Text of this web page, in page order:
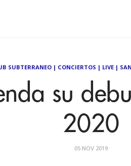
SUBTERRANEO | CONCIERTOS | LIVE |
su
2020
05 NOV 2019